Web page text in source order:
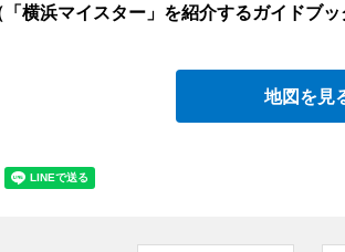
横浜マイスター」を紹介するガイドブッ
地図を見